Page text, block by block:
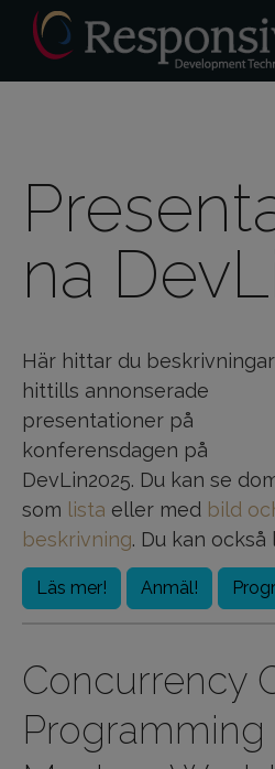
na
Här hittar du
hittills annonserade
presentationer på
konferensdagen på
DevLin2025. Du kan se
som
lista eller med bild
beskrivning. Du kan också
Läs mer! Anmäl!
Concurrency
Programming